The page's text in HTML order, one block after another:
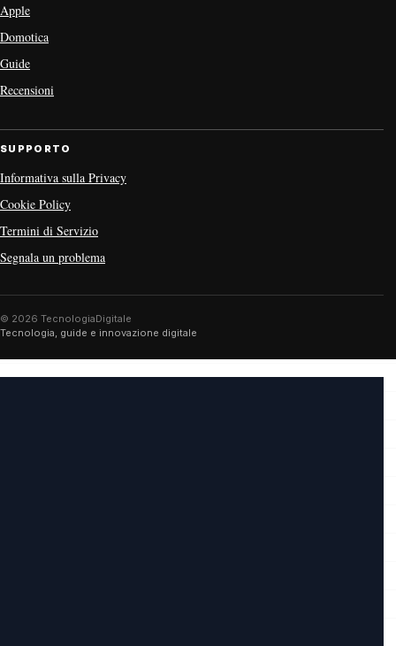
Apple
Domotica
Guide
Recensioni
SUPPORTO
Informativa sulla Privacy
Cookie Policy
Termini di Servizio
Segnala un problema
© 2026 TecnologiaDigitale
Tecnologia, guide e innovazione digitale